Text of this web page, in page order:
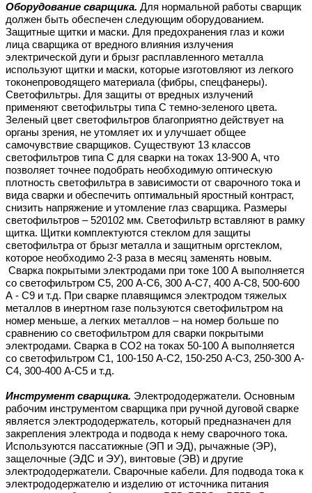
Оборудование сварщика. Для нормальной работы сварщик
должен быть обеспечен следующим оборудованием.
Защитные щитки и маски. Для предохранения глаз и кожи
лица сварщика от вредного влияния излучения
электрической дуги и брызг расплавленного металла
используют щитки и маски, которые изготовляют из легкого
токонепроводящего материала (фибры, спецфанеры).
Светофильтры. Для защиты от вредных излучений
применяют светофильтры типа С темно-зеленого цвета.
Зеленый цвет светофильтров благоприятно действует на
органы зрения, не утомляет их и улучшает общее
самочувствие сварщиков. Существуют 13 классов
светофильтров типа С для сварки на токах 13-900 А, что
позволяет точнее подобрать необходимую оптическую
плотность светофильтра в зависимости от сварочного тока и
вида сварки и обеспечить оптимальный яростный контраст,
снизить напряжение и утомление глаз сварщика. Размеры
светофильтров – 520102 мм. Светофильтр вставляют в рамку
щитка. Щитки комплектуются стеклом для защиты
светофильтра от брызг металла и защитным оргстеклом,
которое необходимо 2-3 раза в месяц заменять новым.
Сварка покрытыми электродами при токе 100 А выполняется
со светофильтром С5, 200 А-С6, 300 А-С7, 400 А-С8, 500-600
А - С9 и т.д. При сварке плавящимся электродом тяжелых
металлов в инертном газе пользуются светофильтром на
номер меньше, а легких металлов – на номер больше по
сравнению со светофильтром для сварки покрытыми
электродами. Сварка в СО2 на токах 50-100 А выполняется
со светофильтром С1, 100-150 А-С2, 150-250 А-С3, 250-300 А-
С4, 300-400 А-С5 и т.д.
Инструмент сварщика. Электрододержатели. Основным
рабочим инструментом сварщика при ручной дуговой сварке
является электрододержатель, который предназначен для
закрепления электрода и подвода к нему сварочного тока.
Используются пассатижные (ЭП и ЭД), рычажные (ЭР),
защелочные (ЭДС и ЭУ), винтовые (ЭВ) и другие
электрододержатели. Сварочные кабели. Для подвода тока к
электрододержателю и изделию от источника питания